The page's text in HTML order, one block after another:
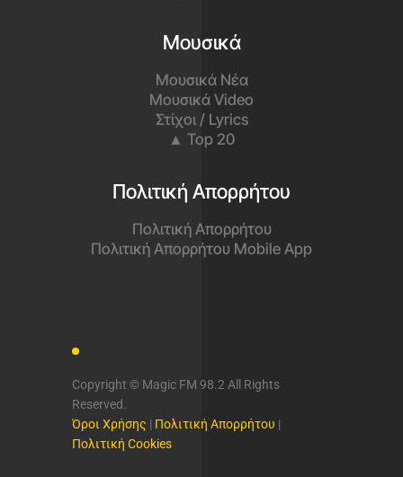
Μουσικά
Μουσικά Νέα
Μουσικά Video
Στίχοι / Lyrics
▲ Top 20
Πολιτική Απορρήτου
Πολιτική Απορρήτου
Πολιτική Απορρήτου Mobile App
Copyright © Magic FM 98.2 All Rights
Reserved.
Όροι Χρήσης | Πολιτική Απορρήτου |
Πολιτική Cookies